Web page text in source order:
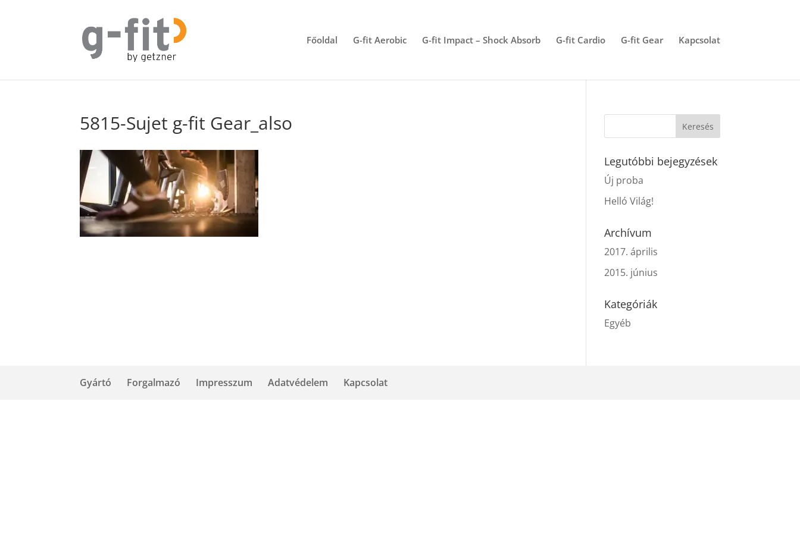
Főoldal G-fit Aerobic G-fit Impact – Shock Absorb G-fit Cardio G-fit Gear Kapcsolat
5815-Sujet g-fit Gear_also
Legutóbbi bejegyzések
Új proba
Helló Világ!
Archívum
2017. április
2015. június
Kategóriák
Egyéb
Gyártó Forgalmazó Impresszum Adatvédelem Kapcsolat